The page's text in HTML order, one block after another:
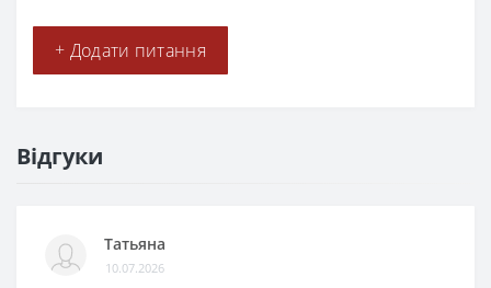
+ Додати питання
Відгуки
Татьяна
10.07.2026